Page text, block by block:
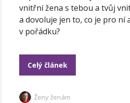
vnitřní žena s tebou a tvůj
a dovoluje jen to, co je pro ní
v pořádku?
Celý článek
Ženy ženám